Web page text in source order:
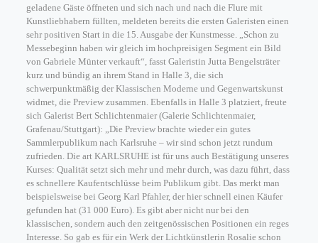
geladene Gäste öffneten und sich nach und nach die Flure mit
Kunstliebhabern füllten, meldeten bereits die ersten Galeristen einen
sehr positiven Start in die 15. Ausgabe der Kunstmesse. „Schon zu
Messebeginn haben wir gleich im hochpreisigen Segment ein Bild
von Gabriele Münter verkauft“, fasst Galeristin Jutta Bengelsträter
kurz und bündig an ihrem Stand in Halle 3, die sich
schwerpunktmäßig der Klassischen Moderne und Gegenwartskunst
widmet, die Preview zusammen. Ebenfalls in Halle 3 platziert, freute
sich Galerist Bert Schlichtenmaier (Galerie Schlichtenmaier,
Grafenau/Stuttgart): „Die Preview brachte wieder ein gutes
Sammlerpublikum nach Karlsruhe – wir sind schon jetzt rundum
zufrieden. Die art KARLSRUHE ist für uns auch Bestätigung unseres
Kurses: Qualität setzt sich mehr und mehr durch, was dazu führt, dass
es schnellere Kaufentschlüsse beim Publikum gibt. Das merkt man
beispielsweise bei Georg Karl Pfahler, der hier schnell einen Käufer
gefunden hat (31 000 Euro). Es gibt aber nicht nur bei den
klassischen, sondern auch den zeitgenössischen Positionen ein reges
Interesse. So gab es für ein Werk der Lichtkünstlerin Rosalie schon